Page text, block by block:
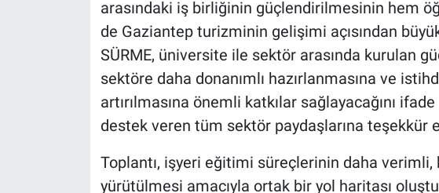
arasındaki iş birliğinin güçlendirilmesinin hem
de Gaziantep turizminin gelişimi açısından
SÜRME, üniversite ile sektör arasında kurulan
sektöre daha donanımlı hazırlanmasına ve
artırılmasına önemli katkılar sağlayacağını
destek veren tüm sektör paydaşlarına teşekkür
Toplantı, işyeri eğitimi süreçlerinin daha
yürütülmesi amacıyla ortak bir yol haritası